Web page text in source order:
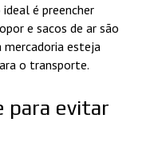
é preencher
e sacos de ar são
mercadoria esteja
o transporte.
para evitar